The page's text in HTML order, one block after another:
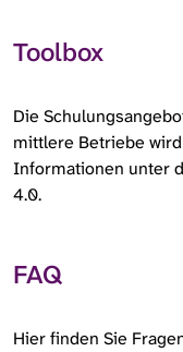
Toolbox
Die
mittlere Betriebe
Informationen unter
4.0.
FAQ
Hier finden Sie